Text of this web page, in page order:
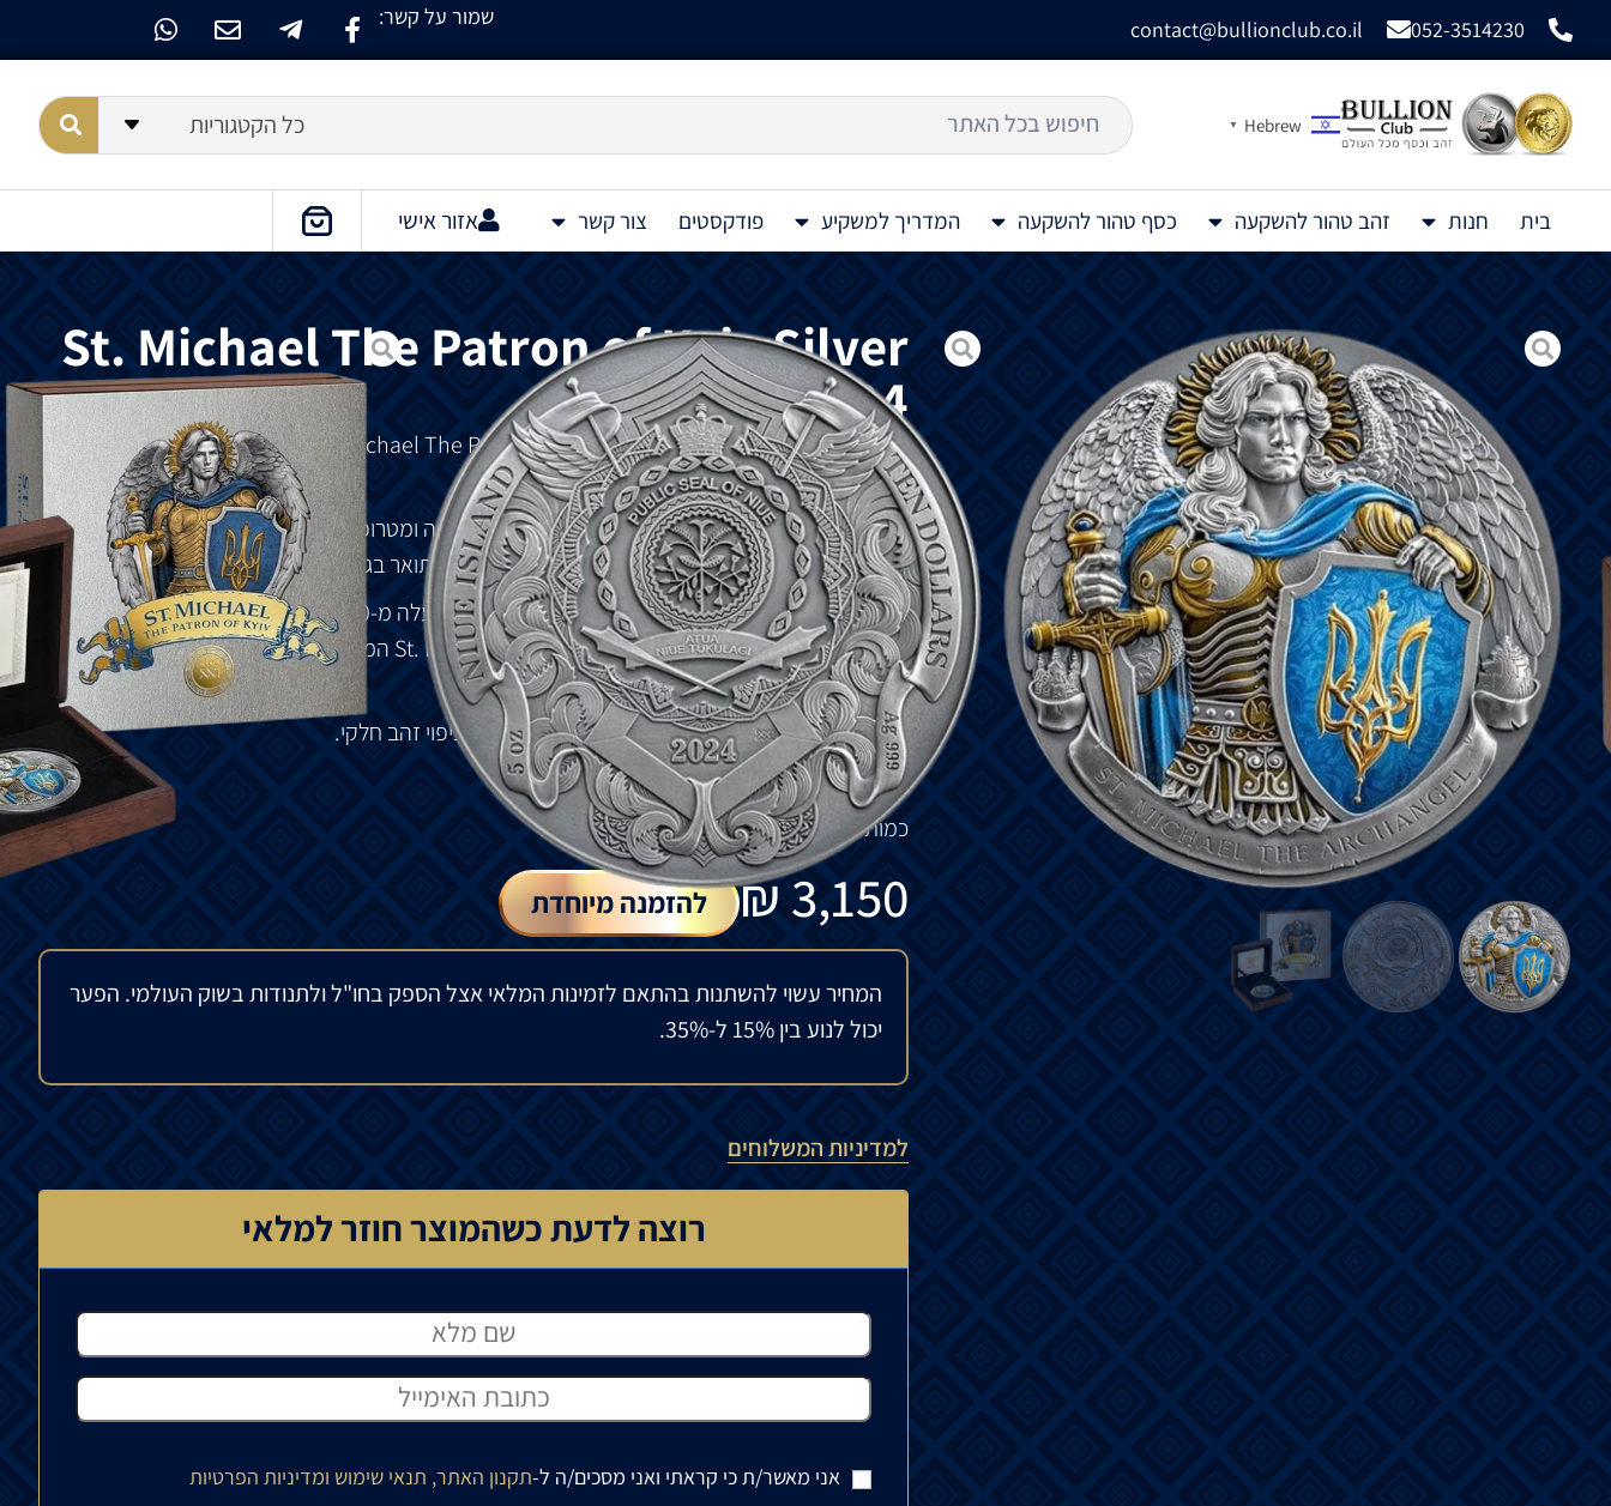
052-3514230
contact@bullionclub.co.il שמור על קשר:
Hebrew
▼ כל הקטגוריות
בית חנות זהב טהור להשקעה כסף טהור להשקעה המדריך למשקיע פודקסטים צור קשר אזור אישי
St. Michael The Patron of Kyiv Silver
Coin 5 Oz 2024
מטבעכסףSt. Michael The Patron of Kyiv Silver Coin 5 Oz 2024 זהמוקדשלקדושמיכאל
המלאך,המסמלתקווהוהגנהעלאוקראינה.
קייב,עירעםיותרמ-1500 שנותהיסטוריה,בירתאוקראינה ומטרופולין מודרני.מיכאלהמלאךהקדוש,
המסמלתקווה והגנה,הואחלקמרכזיבזהותהשלקייבומתוארבגאווהעלסמלהעיר.
מאזתחילתהפלישההרוסיתב-2022, נורולעברהעירלמעלה מ-100 טיליםשגרמולהרסנרחב.
כסולידריותעםאוקראינה, MINT XXI מציגה את: St. Michael המטבעשלהפטרוןשלקייב,המלאך
מיכאל,בציפויזהבחלקיעלהטריידנט.
המטבעבעל תבליטגבוה,גימור עתיק,צבעוניבחלקו וציפוי זהב חלקי.
המטבעמגיעבמארז,יחדעם תעודתמקוריות.
כמותמוגבלתשל500 חלקיםברחביהעולם.
3,150
₪ להזמנה מיוחדת
המחיר עשוי להשתנות בהתאם לזמינות המלאי אצל הספק בחו"ל ולתנודות בשוק העולמי. הפער
יכול לנוע בין 15% ל-35%.
למדיניות המשלוחים
רוצה לדעת כשהמוצר חוזר למלאי
אני מאשר/ת כי קראתי ואני מסכים/ה ל-תקנון האתר, תנאי שימוש ומדיניות הפרטיות